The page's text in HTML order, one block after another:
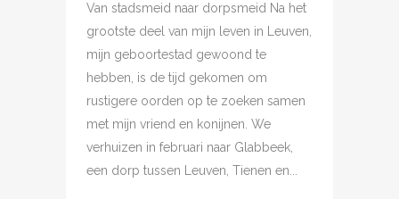
Van stadsmeid naar dorpsmeid Na het
grootste deel van mijn leven in Leuven,
mijn geboortestad gewoond te
hebben, is de tijd gekomen om
rustigere oorden op te zoeken samen
met mijn vriend en konijnen. We
verhuizen in februari naar Glabbeek,
een dorp tussen Leuven, Tienen en...